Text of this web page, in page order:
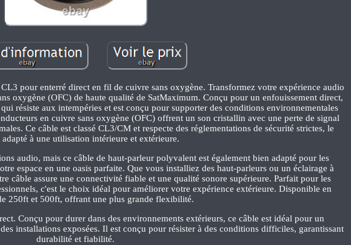
pour enterré direct en fil de cuivre sans oxygène. Transformez votre expérience audio
oxygène (OFC) de haute qualité de SatMaximum. Conçu pour un enfouissement direct,
résiste aux intempéries et est conçu pour supporter des conditions environnementales
en cuivre sans oxygène (OFC) offrent un son cristallin avec une perte de signal
Ce câble est classé CL3/CM et respecte des réglementations de sécurité strictes, le
adapté à une utilisation intérieure et extérieure.
audio, mais ce câble de haut-parleur polyvalent est également bien adapté pour les
espace en une oasis parfaite. Que vous installiez des haut-parleurs ou un éclairage à
câble assure une connectivité fiable et une qualité sonore supérieure. Parfait pour les
c'est le choix idéal pour améliorer votre expérience extérieure. Disponible en
250ft et 500ft, offrant une plus grande flexibilité.
Conçu pour durer dans des environnements extérieurs, ce câble est idéal pour un
installations exposées. Il est conçu pour résister à des conditions difficiles, garantissant
durabilité et fiabilité.